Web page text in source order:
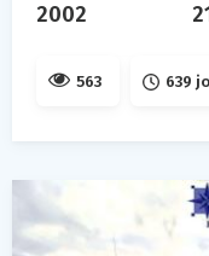
2002
563 639